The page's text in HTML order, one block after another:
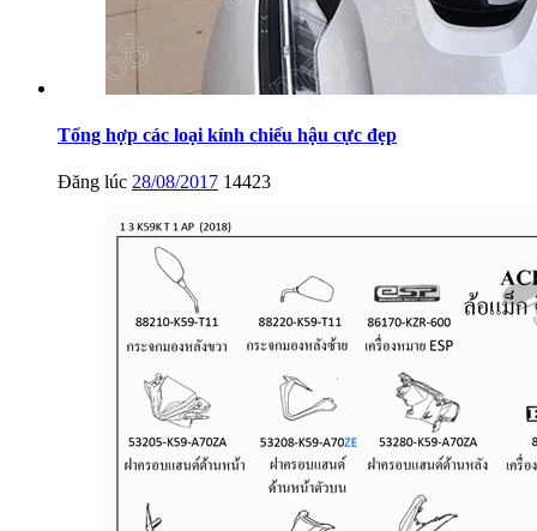
Tổng hợp các loại kính chiếu hậu cực đẹp
Đăng lúc 28/08/2017 14423